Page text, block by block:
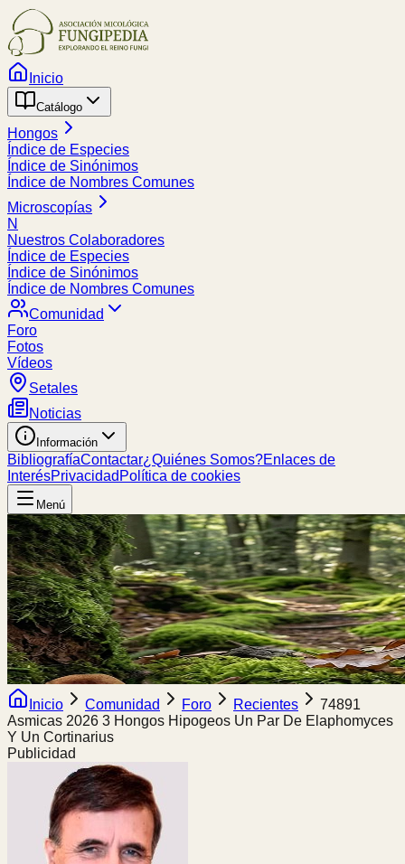
Inicio
Catálogo
Hongos
Índice de Especies
Índice de Sinónimos
Índice de Nombres Comunes
Microscopías
N
Nuestros Colaboradores
Índice de Especies
Índice de Sinónimos
Índice de Nombres Comunes
Comunidad
Foro
Fotos
Vídeos
Setales
Noticias
Información
BibliografíaContactar¿Quiénes Somos?Enlaces de
InterésPrivacidad Política de cookies
Menú
Inicio Comunidad Foro Recientes
74891
Asmicas 2026 3 Hongos Hipogeos Un Par De Elaphomyces
Y Un Cortinarius
Publicidad